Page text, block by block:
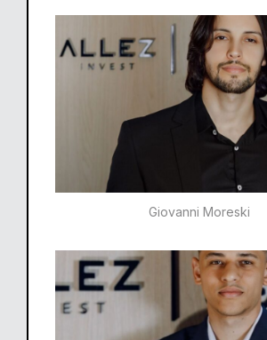
Giovanni Moreski